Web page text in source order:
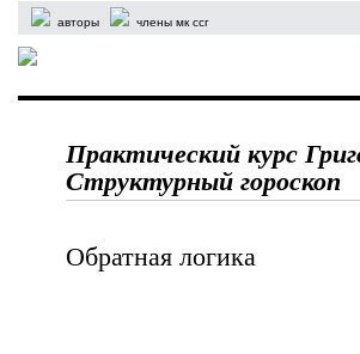
авторы члены мк ссг
Практический курс
Структурный гороскоп
Обратная логика